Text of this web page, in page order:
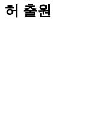
허 출원